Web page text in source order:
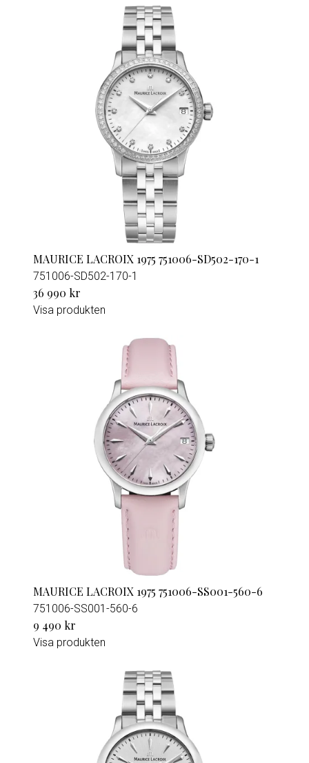
MAURICE LACROIX 1975 751006-SD502-170-1
751006-SD502-170-1
36 990 kr
Visa produkten
MAURICE LACROIX 1975 751006-SS001-560-6
751006-SS001-560-6
9 490 kr
Visa produkten